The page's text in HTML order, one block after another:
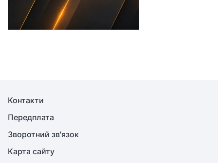
Контакти
Передплата
Зворотний зв'язок
Карта сайту